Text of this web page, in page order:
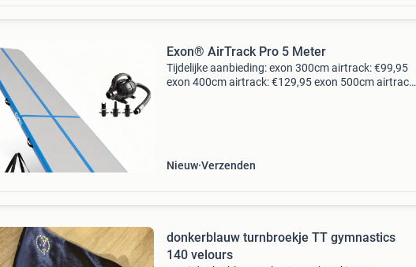
Exon® AirTrack Pro 5 Meter
Tijdelijke aanbieding: exon 300cm airtrack: €99,95
exon 400cm airtrack: €129,95 exon 500cm airtrack:
Nieuw Verzenden
donkerblauw turnbroekje TT gymnastics
140 velours